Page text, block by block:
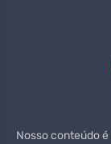
Nosso conteúdo